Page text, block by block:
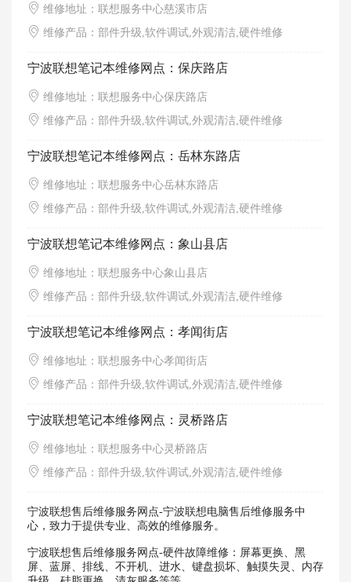
维修地址：联想服务中心慈溪市店
维修产品：部件升级,软件调试,外观清洁,硬件维修
宁波联想笔记本维修网点：保庆路店
维修地址：联想服务中心保庆路店
维修产品：部件升级,软件调试,外观清洁,硬件维修
宁波联想笔记本维修网点：岳林东路店
维修地址：联想服务中心岳林东路店
维修产品：部件升级,软件调试,外观清洁,硬件维修
宁波联想笔记本维修网点：象山县店
维修地址：联想服务中心象山县店
维修产品：部件升级,软件调试,外观清洁,硬件维修
宁波联想笔记本维修网点：孝闻街店
维修地址：联想服务中心孝闻街店
维修产品：部件升级,软件调试,外观清洁,硬件维修
宁波联想笔记本维修网点：灵桥路店
维修地址：联想服务中心灵桥路店
维修产品：部件升级,软件调试,外观清洁,硬件维修
宁波联想售后维修服务网点-宁波联想电脑售后维修服务中
心，致力于提供专业、高效的维修服务。
宁波联想售后维修服务网点-硬件故障维修：屏幕更换、黑
屏、蓝屏、排线、不开机、进水、键盘损坏、触摸失灵、内存